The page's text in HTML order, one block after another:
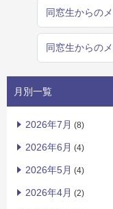
同窓生からの
同窓生からの
月別一覧
2026年7月 (8)
2026年6月 (4)
2026年5月 (4)
2026年4月 (2)